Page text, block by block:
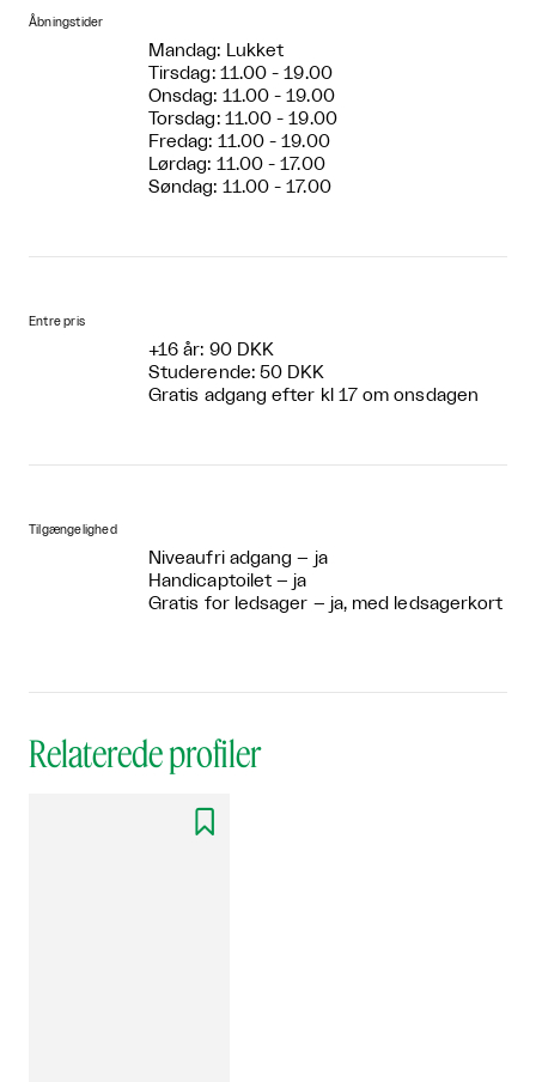
Åbningstider
Mandag: Lukket
Tirsdag: 11.00 - 19.00
Onsdag: 11.00 - 19.00
Torsdag: 11.00 - 19.00
Fredag: 11.00 - 19.00
Lørdag: 11.00 - 17.00
Søndag: 11.00 - 17.00
Entre pris
+16 år: 90 DKK
Studerende: 50 DKK
Gratis adgang efter kl 17 om onsdagen
Tilgængelighed
Niveaufri adgang – ja
Handicaptoilet – ja
Gratis for ledsager – ja, med ledsagerkort
Relaterede profiler
